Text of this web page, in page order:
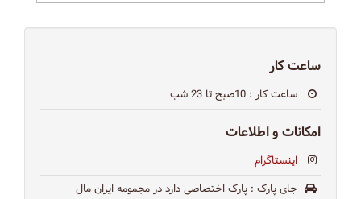
ساعت کار
ساعت کار : 10صبح تا 23 شب
امکانات و اطلاعات
اینستاگرام
جای پارک : پارک اختصاصی دارد در مجمومه ایران مال